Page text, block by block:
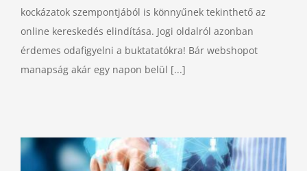
kockázatok szempontjából is könnyűnek tekinthető az
online kereskedés elindítása. Jogi oldalról azonban
érdemes odafigyelni a buktatatókra! Bár webshopot
manapság akár egy napon belül [...]